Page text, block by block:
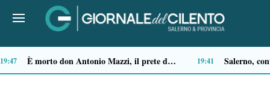
Ascea, Pietro D’Angiolillo: «La nuova giunta guarda al futuro, con gli occhi del passato» 13:11